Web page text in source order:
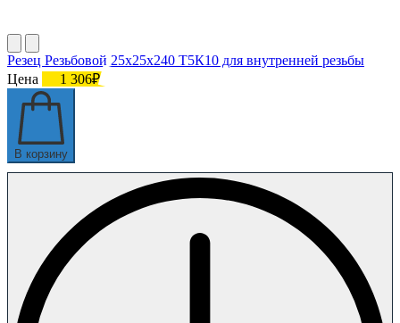
Резец Резьбовой 25х25х240 Т5К10 для внутренней резьбы
Цена
1 306₽
В корзину